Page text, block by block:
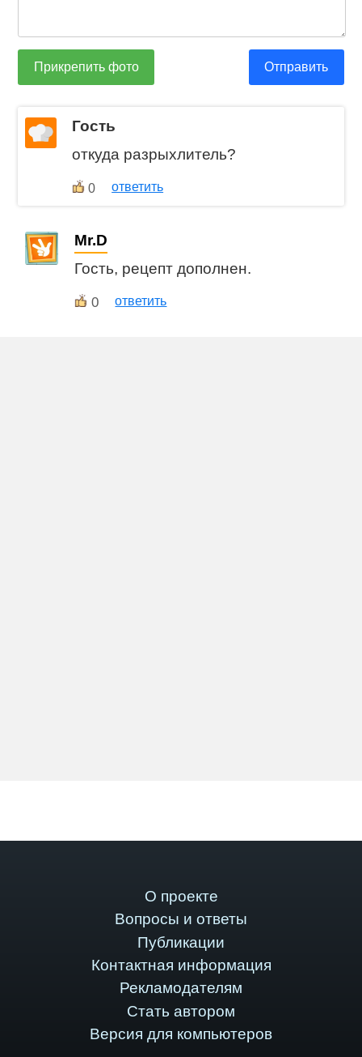
Прикрепить фото Отправить
Гость
откуда разрыхлитель?
0 ответить
Mr.D
Гость, рецепт дополнен.
0 ответить
О проекте
Вопросы и ответы
Публикации
Контактная информация
Рекламодателям
Стать автором
Версия для компьютеров